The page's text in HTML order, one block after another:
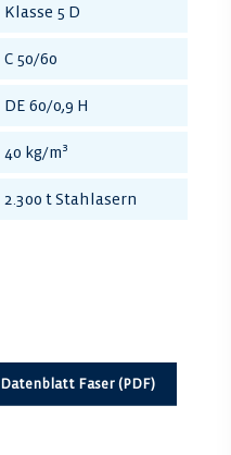
Klasse 5 D
C 50/60
DE 60/0,9 H
40 kg/m³
2.300 t Stahlasern
Datenblatt Faser (PDF)